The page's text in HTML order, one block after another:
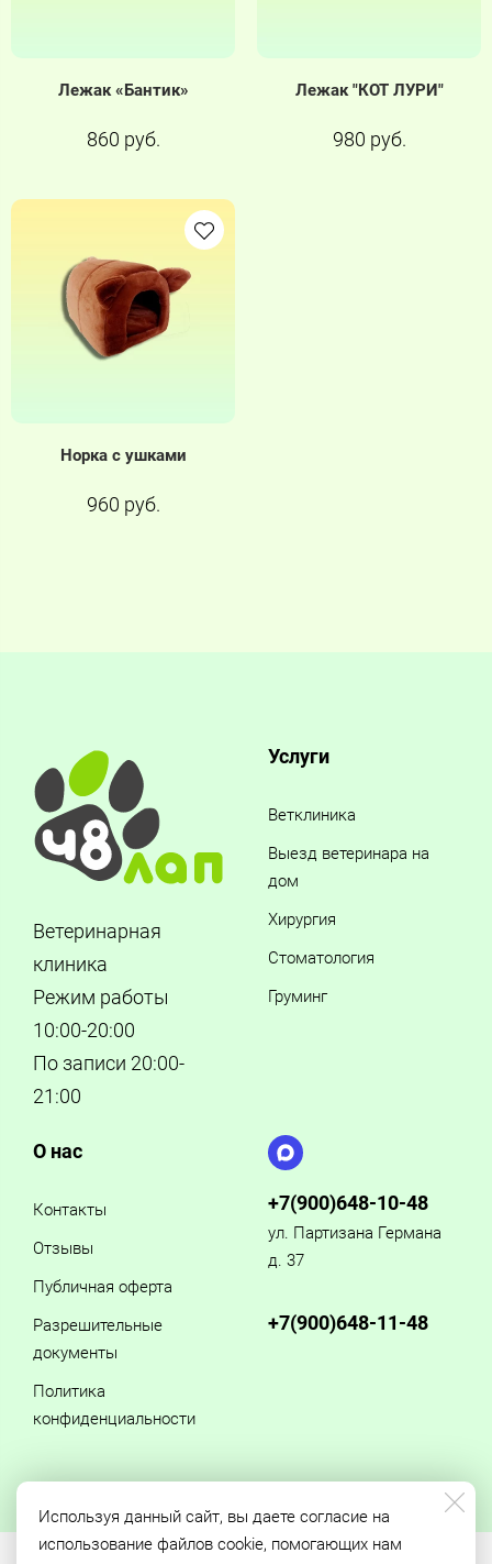
Лежак «Бантик»
860 руб.
Лежак "КОТ ЛУРИ"
980 руб.
Норка с ушками
960 руб.
Используя данный сайт, вы даете согласие на
использование файлов cookie, помогающих нам
Ветеринарная
клиника
Режим работы
10:00-20:00
По записи 20:00-
21:00
Услуги
Ветклиника
Выезд ветеринара на
дом
Хирургия
Стоматология
Груминг
О нас
Контакты
Отзывы
Публичная оферта
Разрешительные
документы
Политика
конфиденциальности
+7(900)648-10-48
ул. Партизана Германа
д. 37
+7(900)648-11-48